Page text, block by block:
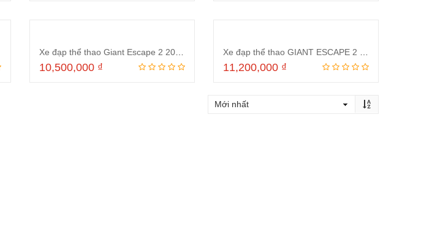
Xe đạp thể thao Giant Escape 2 2022 Ghi Cam
10,500,000 ₫ 11,200,000 ₫